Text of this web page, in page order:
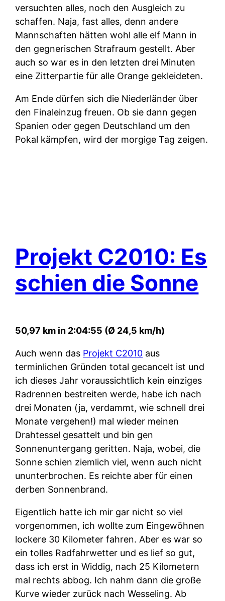
versuchten alles, noch den Ausgleich zu
schaffen. Naja, fast alles, denn andere
Mannschaften hätten wohl alle elf Mann in
den gegnerischen Strafraum gestellt. Aber
auch so war es in den letzten drei Minuten
eine Zitterpartie für alle Orange gekleideten.
Am Ende dürfen sich die Niederländer über
den Finaleinzug freuen. Ob sie dann gegen
Spanien oder gegen Deutschland um den
Pokal kämpfen, wird der morgige Tag zeigen.
Projekt C2010: Es
schien die Sonne
50,97 km in 2:04:55 (Ø 24,5 km/h)
Auch wenn das Projekt C2010 aus
terminlichen Gründen total gecancelt ist und
ich dieses Jahr voraussichtlich kein einziges
Radrennen bestreiten werde, habe ich nach
drei Monaten (ja, verdammt, wie schnell drei
Monate vergehen!) mal wieder meinen
Drahtessel gesattelt und bin gen
Sonnenuntergang geritten. Naja, wobei, die
Sonne schien ziemlich viel, wenn auch nicht
ununterbrochen. Es reichte aber für einen
derben Sonnenbrand.
Eigentlich hatte ich mir gar nicht so viel
vorgenommen, ich wollte zum Eingewöhnen
lockere 30 Kilometer fahren. Aber es war so
ein tolles Radfahrwetter und es lief so gut,
dass ich erst in Widdig, nach 25 Kilometern
mal rechts abbog. Ich nahm dann die große
Kurve wieder zurück nach Wesseling. Ab